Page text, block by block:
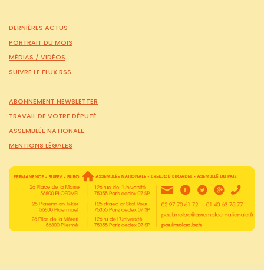
DERNIÈRES ACTUS
PORTRAIT DU MOIS
MÉDIAS / VIDÉOS
SUIVRE LE FLUX RSS
ABONNEMENT NEWSLETTER
TRAVAIL DE VOTRE DÉPUTÉ
ASSEMBLÉE NATIONALE
MENTIONS LÉGALES